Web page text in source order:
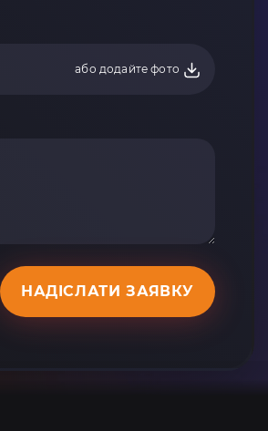
або додайте фото
НАДІСЛАТИ ЗАЯВКУ